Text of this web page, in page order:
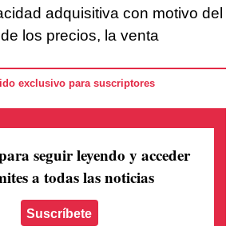
adquisitiva con motivo del
los precios, la venta
exclusivo para suscriptores
seguir leyendo y acceder
a todas las noticias
Suscríbete